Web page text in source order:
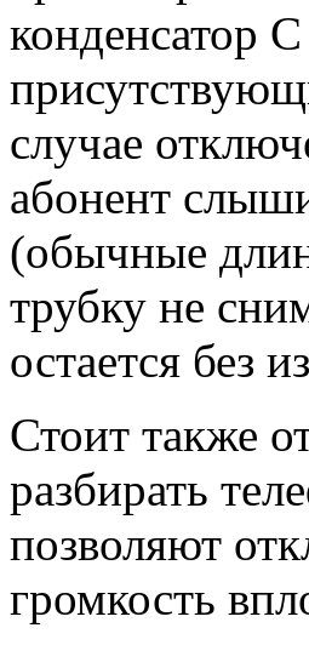
конденсатор
случае
абонент
(обычные
трубку не
остается без
Стоит также
разбирать
позволяют
громкость